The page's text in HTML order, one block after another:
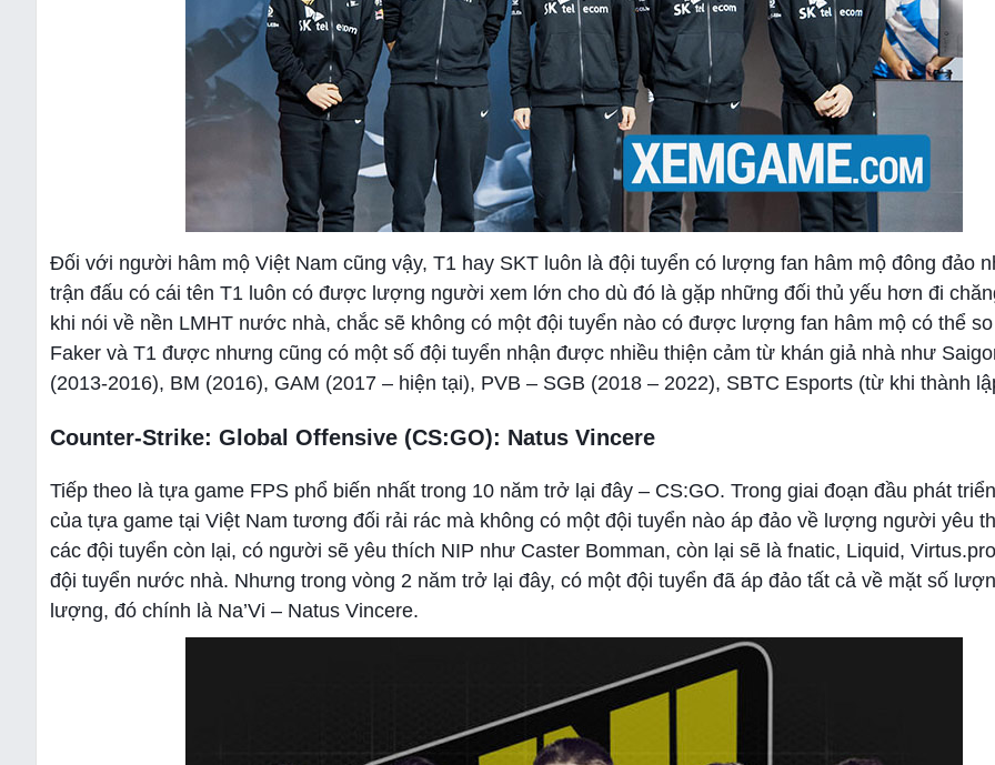
Đối với người hâm mộ Việt Nam cũng vậy, T1 hay SKT luôn là đội tuyển có lượng fan hâm mộ đông đảo
trận đấu có cái tên T1 luôn có được lượng người xem lớn cho dù đó là gặp những đối thủ yếu hơn đi
khi nói về nền LMHT nước nhà, chắc sẽ không có một đội tuyển nào có được lượng fan hâm mộ có thể
Faker và T1 được nhưng cũng có một số đội tuyển nhận được nhiều thiện cảm từ khán giả nhà như
(2013-2016), BM (2016), GAM (2017 – hiện tại), PVB – SGB (2018 – 2022), SBTC Esports (từ khi thành
Counter-Strike: Global Offensive (CS:GO): Natus Vincere
Tiếp theo là tựa game FPS phổ biến nhất trong 10 năm trở lại đây – CS:GO. Trong giai đoạn đầu phát
của tựa game tại Việt Nam tương đối rải rác mà không có một đội tuyển nào áp đảo về lượng người yêu
các đội tuyển còn lại, có người sẽ yêu thích NIP như Caster Bomman, còn lại sẽ là fnatic, Liquid,
đội tuyển nước nhà. Nhưng trong vòng 2 năm trở lại đây, có một đội tuyển đã áp đảo tất cả về mặt số
lượng, đó chính là Na’Vi – Natus Vincere.